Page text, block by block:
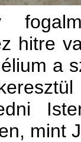
hitre
a
mint